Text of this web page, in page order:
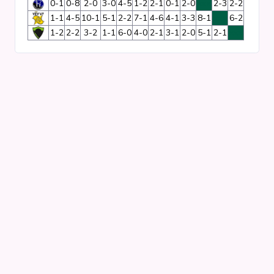
Clubs
Wedstrijden
0-1 0-8 2-0 3-0 4-5 1-2 2-1 0-1 2-0 2-3 2-2
1-1 4-5 10-1 5-1 2-2 7-1 4-6 4-1 3-3 8-1
6-2
1-2 2-2 3-2 1-1 6-0 4-0 2-1 3-1 2-0 5-1 2-1